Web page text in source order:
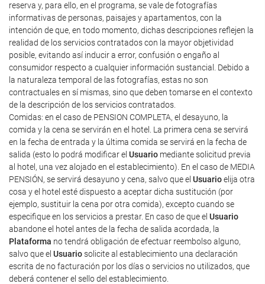
reserva y, para ello, en el programa, se vale de fotografías
informativas de personas, paisajes y apartamentos, con la
intención de que, en todo momento, dichas descripciones reflejen la
realidad de los servicios contratados con la mayor objetividad
posible, evitando así inducir a error, confusión o engaño al
consumidor respecto a cualquier información sustancial. Debido a
la naturaleza temporal de las fotografías, estas no son
contractuales en sí mismas, sino que deben tomarse en el contexto
de la descripción de los servicios contratados.
Comidas: en el caso de PENSION COMPLETA, el desayuno, la
comida y la cena se servirán en el hotel. La primera cena se servirá
en la fecha de entrada y la última comida se servirá en la fecha de
salida (esto lo podrá modificar el Usuario mediante solicitud previa
al hotel, una vez alojado en el establecimiento). En el caso de MEDIA
PENSIÓN, se servirá desayuno y cena, salvo que el Usuarioelija otra
cosa y el hotel esté dispuesto a aceptar dicha sustitución (por
ejemplo, sustituir la cena por otra comida), excepto cuando se
especifique en los servicios a prestar. En caso de que el Usuario
abandone el hotel antes de la fecha de salida acordada, la
Plataforma no tendrá obligación de efectuar reembolso alguno,
salvo que el Usuariosolicite al establecimiento una declaración
escrita de no facturación por los días o servicios no utilizados, que
deberá contener el sello del establecimiento.